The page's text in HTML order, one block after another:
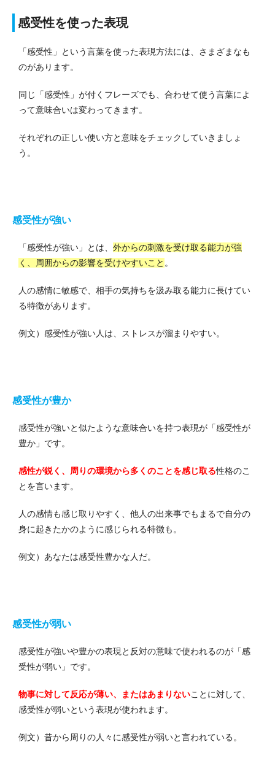
感受性を使った表現
「感受性」という言葉を使った表現方法には、さまざまなも
のがあります。
同じ「感受性」が付くフレーズでも、合わせて使う言葉によ
って意味合いは変わってきます。
それぞれの正しい使い方と意味をチェックしていきましょ
う。
感受性が強い
「感受性が強い」とは、 外からの刺激を受け取る能力が強
く、周囲からの影響を受けやすいこと 。
人の感情に敏感で、相手の気持ちを汲み取る能力に長けてい
る特徴があります。
例文）感受性が強い人は、ストレスが溜まりやすい。
感受性が豊か
感受性が強いと似たような意味合いを持つ表現が「感受性が
豊か」です。
感性が鋭く、周りの環境から多くのことを感じ取る性格のこ
とを言います。
人の感情も感じ取りやすく、他人の出来事でもまるで自分の
身に起きたかのように感じられる特徴も。
例文）あなたは感受性豊かな人だ。
感受性が弱い
感受性が強いや豊かの表現と反対の意味で使われるのが「感
受性が弱い」です。
物事に対して反応が薄い、またはあまりないことに対して、
感受性が弱いという表現が使われます。
例文）昔から周りの人々に感受性が弱いと言われている。